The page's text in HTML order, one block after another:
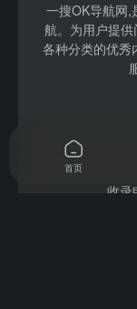
一搜OK导航网,
航。为用户提
各种分类的优秀
收录
首页